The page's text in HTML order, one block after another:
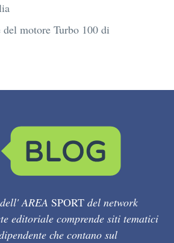
motore Turbo 100 di
AREA SPORT del network
editoriale comprende siti tematici
che contano sul